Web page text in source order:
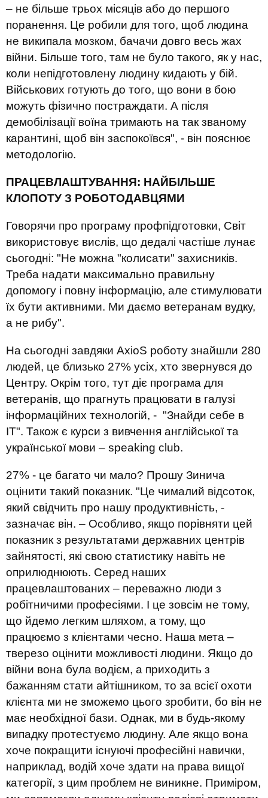
– не більше трьох місяців або до першого
поранення. Це робили для того, щоб людина
не википала мозком, бачачи довго весь жах
війни. Більше того, там не було такого, як у нас,
коли непідготовлену людину кидають у бій.
Військових готують до того, що вони в бою
можуть фізично постраждати. А після
демобілізації воїна тримають на так званому
карантині, щоб він заспокоївся", - він пояснює
методологію.
ПРАЦЕВЛАШТУВАННЯ: НАЙБІЛЬШЕ
КЛОПОТУ З РОБОТОДАВЦЯМИ
Говорячи про програму профпідготовки, Світ
використовує вислів, що дедалі частіше лунає
сьогодні: "Не можна "колисати" захисників.
Треба надати максимально правильну
допомогу і повну інформацію, але стимулювати
їх бути активними. Ми даємо ветеранам вудку,
а не рибу".
На сьогодні завдяки AxioS роботу знайшли 280
людей, це близько 27% усіх, хто звернувся до
Центру. Окрім того, тут діє програма для
ветеранів, що прагнуть працювати в галузі
інформаційних технологій, - "Знайди себе в
IT". Також є курси з вивчення англійської та
української мови – speaking club.
27% - це багато чи мало? Прошу Зинича
оцінити такий показник. "Це чималий відсоток,
який свідчить про нашу продуктивність, -
зазначає він. – Особливо, якщо порівняти цей
показникз результатами державних центрів
зайнятості, які свою статистику навіть не
оприлюднюють. Серед наших
працевлаштованих – переважно люди з
робітничими професіями. І це зовсім не тому,
що йдемо легким шляхом, а тому, що
працюємо з клієнтами чесно. Наша мета –
тверезо оцінити можливості людини. Якщо до
війни вона була водієм, а приходить з
бажанням стати айтішником, то за всієї охоти
клієнта ми не зможемо цього зробити, бо він не
має необхідної бази. Однак, ми в будь-якому
випадку протестуємо людину. Але якщо вона
хоче покращити існуючі професійні навички,
наприклад, водій хоче здати на права вищої
категорії, з цим проблем не виникне. Приміром,